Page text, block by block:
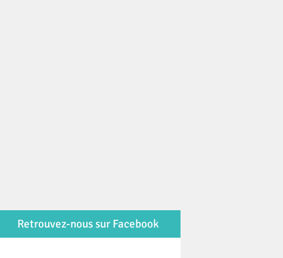
Retrouvez-nous sur Facebook